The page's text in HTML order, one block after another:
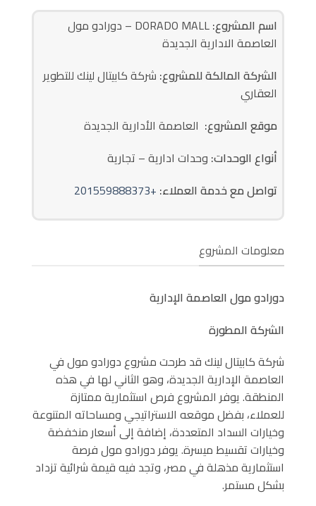
اسم المشروع:
DORADO MALL – دورادو مول
العاصمة الادارية الجديدة
الشركة المالكة للمشروع: شركة كابيتال لينك للتطوير
العقاري
موقع المشروع: العاصمة الأدارية الجديدة
أنواع الوحدات: وحدات ادارية – تجارية
تواصل مع خدمة العملاء: +201559888373
معلومات المشروع
دورادو مول العاصمة الإدارية
الشركة المطورة
شركة كابيتال لينك قد طرحت مشروع دورادو مول في
العاصمة الإدارية الجديدة، وهو الثاني لها في هذه
المنطقة. يوفر المشروع فرص استثمارية ممتازة
للعملاء، بفضل موقعه الاستراتيجي ومساحاته المتنوعة
وخيارات السداد المتعددة، إضافة إلى أسعار منخفضة
وخيارات تقسيط ميسرة. يوفر دورادو مول فرصة
استثمارية مذهلة في مصر، وتجد فيه قيمة شرائية تزداد
بشكل مستمر.